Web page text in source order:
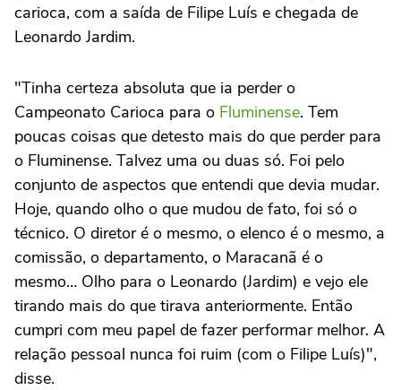
carioca, com a saída de Filipe Luís e chegada de
Leonardo Jardim.
"Tinha certeza absoluta que ia perder o
Campeonato Carioca para o Fluminense. Tem
poucas coisas que detesto mais do que perder para
o Fluminense. Talvez uma ou duas só. Foi pelo
conjunto de aspectos que entendi que devia mudar.
Hoje, quando olho o que mudou de fato, foi só o
técnico. O diretor é o mesmo, o elenco é o mesmo, a
comissão, o departamento, o Maracanã é o
mesmo… Olho para o Leonardo (Jardim) e vejo ele
tirando mais do que tirava anteriormente. Então
cumpri com meu papel de fazer performar melhor. A
relação pessoal nunca foi ruim (com o Filipe Luís)",
disse.